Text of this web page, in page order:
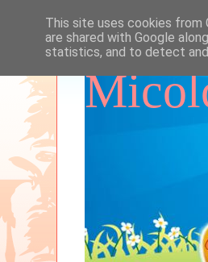
This site uses cookies from
are shared with Google
statistics, and to detect and